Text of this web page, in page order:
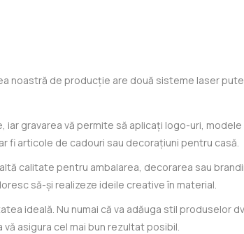
noastră de producție are două sisteme laser
gravarea vă permite să aplicați logo-uri, modele
fi articole de cadouri sau decorațiuni pentru casă.
calitate pentru ambalarea, decorarea sau
să-și realizeze ideile creative în material.
ideală. Nu numai că va adăuga stil produselor
asigura cel mai bun rezultat posibil.